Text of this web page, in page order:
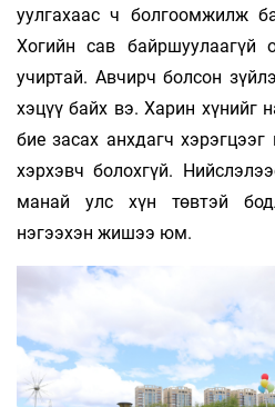
уулгахаас ч болгоомжилж
Хогийн сав
учиртай. Авчирч болсон
хэцүү байх вэ. Харин хүнийг
бие засах анхдагч
хэрхэвч болохгүй.
манай улс хүн төвтэй
нэгээхэн жишээ юм.